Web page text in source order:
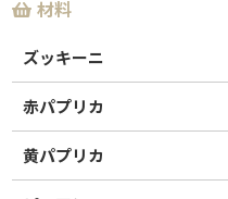
材料
ズッキーニ
赤パプリカ
黄パプリカ